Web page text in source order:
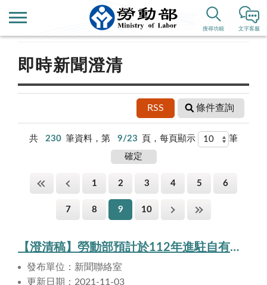
文字客服
搜尋功能
新聞公告
即時新聞澄清
RSS 條件查詢
共 230 筆資料，第 9/23 頁，每頁顯示 筆
1 2 3 4 5 6
7 8 9 10
【澄清稿】勞動部預計於112年進駐自有辦公廳舍，屆時可免除租金編列，減輕國家財政負擔。
發布單位：新聞聯絡室
更新日期：2021-11-03